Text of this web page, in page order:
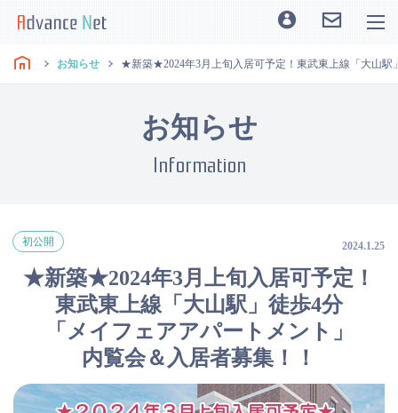
お知らせ ★新築★2024年3月上旬入居可予定！東武東上線「大山駅
お知らせ
Information
初公開 2024.1.25
★新築★2024年3月上旬入居可予定！
東武東上線「大山駅」徒歩4分
「メイフェアアパートメント」
内覧会＆入居者募集！！